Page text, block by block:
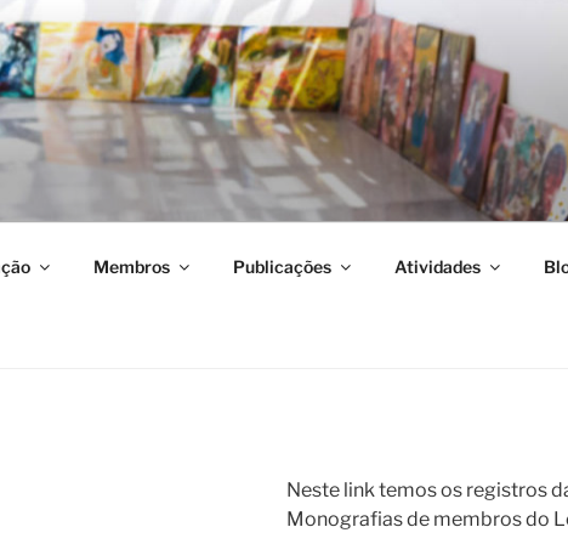
e Pesquisa em Psicopatologia, Drogas e Sociedade
Membros Publicações Atividades
Neste link temos os registros
Monografias de membros do